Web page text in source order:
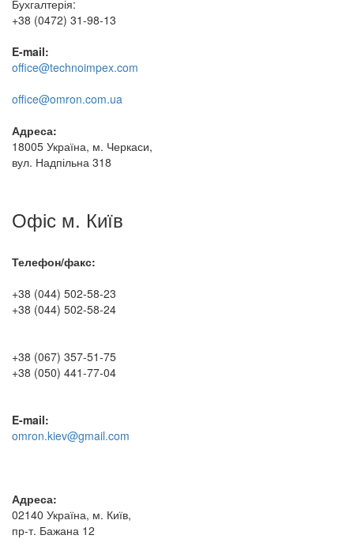
Бухгалтерія:
+38 (0472) 31-98-13
E-mail:
office@technoimpex.com
office@omron.com.ua
Адреса:
18005 Україна, м. Черкаси,
вул. Надпільна 318
Офіс м. Київ
Телефон/факс:
+38 (044) 502-58-23
+38 (044) 502-58-24
+38 (067) 357-51-75
+38 (050) 441-77-04
E-mail:
omron.kiev@gmail.com
Адреса:
02140 Україна, м. Київ,
пр-т. Бажана 12